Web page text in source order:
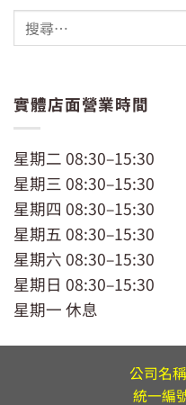
實體店面營業時間
星期二 08:30–15:30
星期三 08:30–15:30
星期四 08:30–15:30
星期五 08:30–15:30
星期六 08:30–15:30
星期日 08:30–15:30
星期一 休息
公司名
統一編